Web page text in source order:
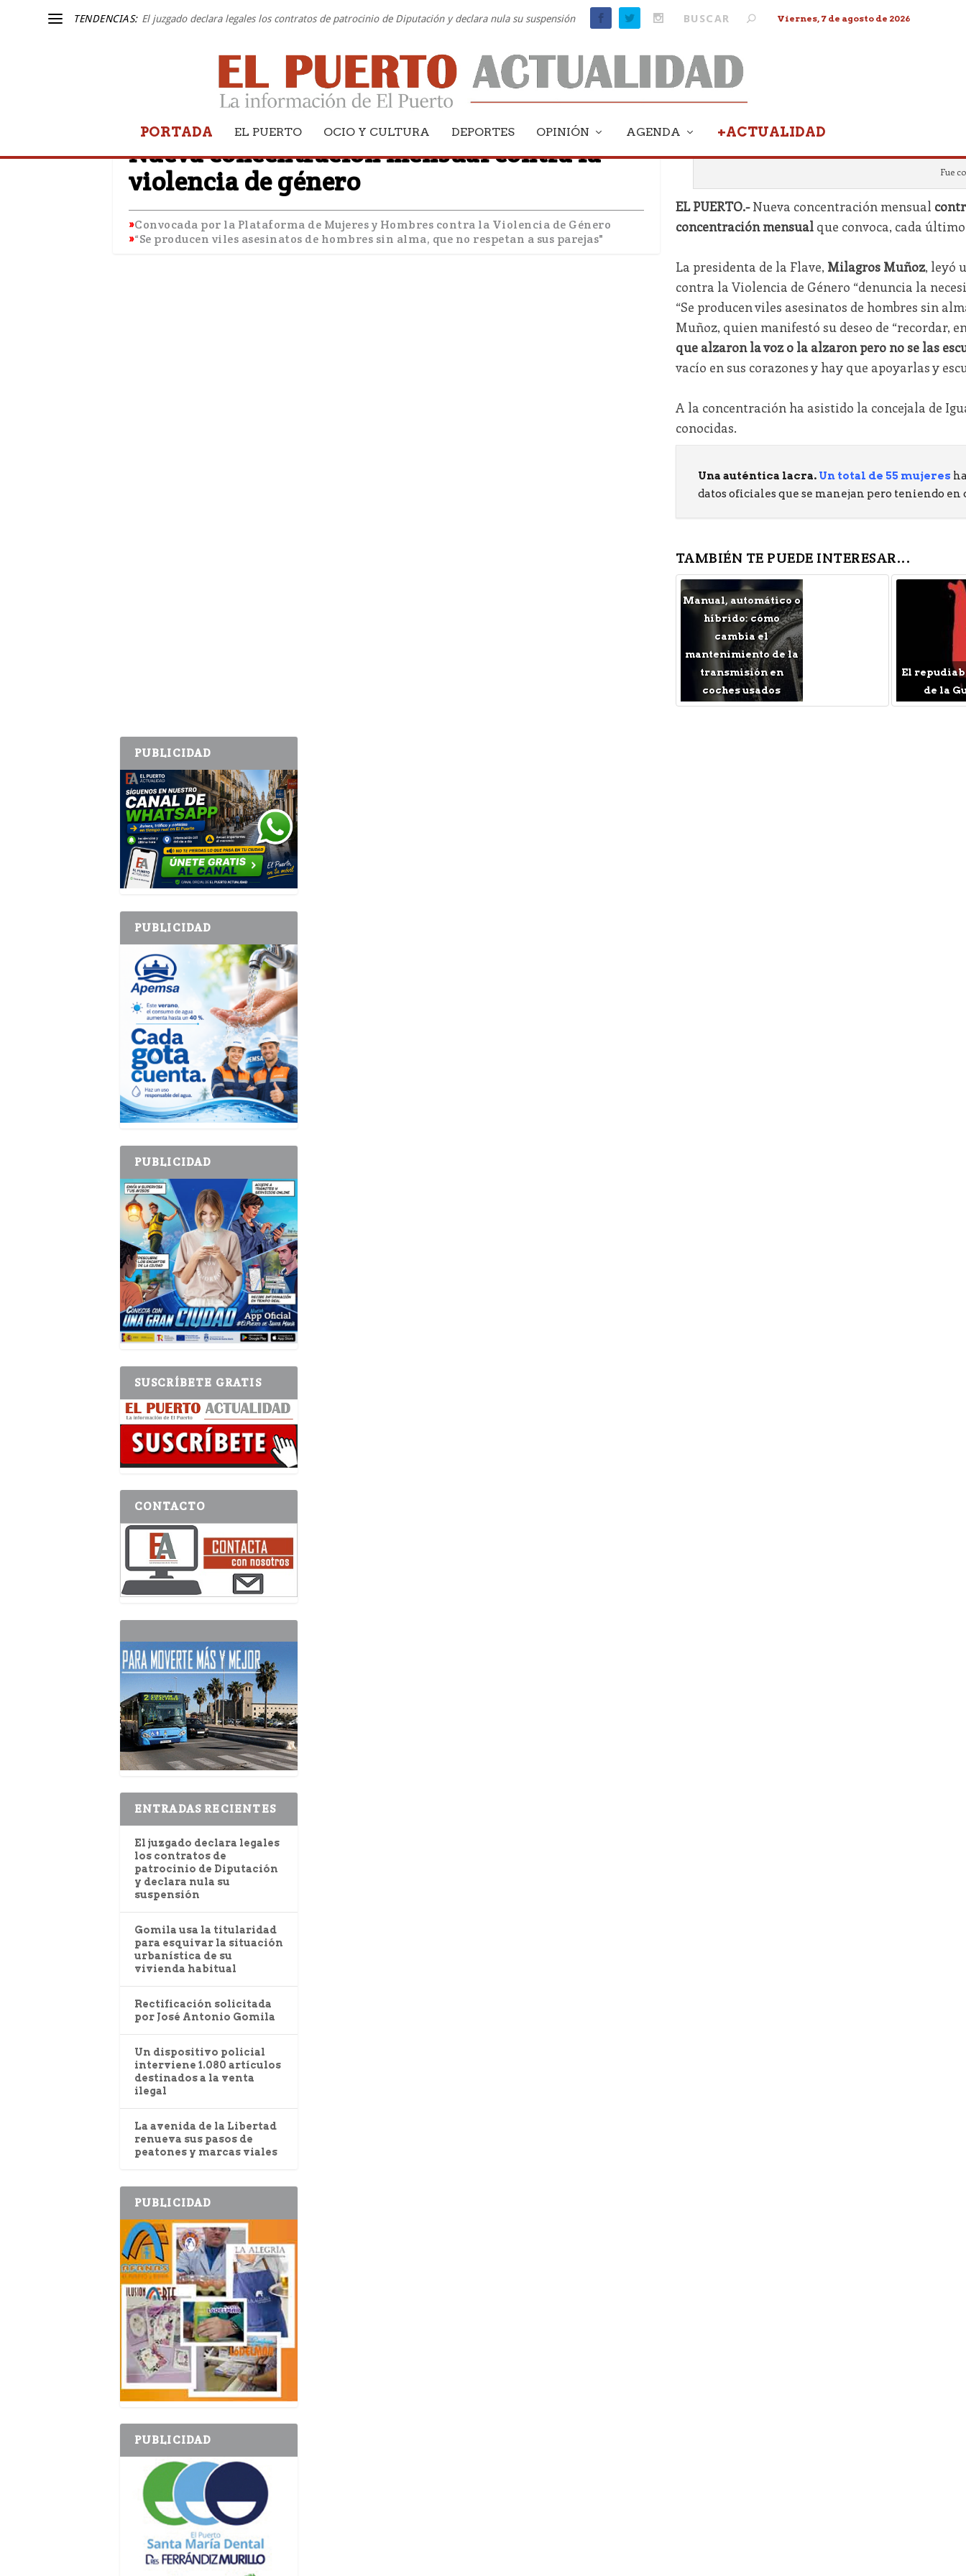
TENDENCIAS: El juzgado declara legales los contratos de patrocinio de Diputación y declara nula su suspensión Viernes, 7 de agosto de 2026
PORTADA EL PUERTO OCIO Y CULTURA DEPORTES OPINIÓN AGENDA +ACTUALIDAD
EL PUERTO
Nueva concentración mensual contra la
violencia de género
Convocada por la Plataforma de Mujeres y Hombres contra la Violencia de Género
“Se producen viles asesinatos de hombres sin alma, que no respetan a sus parejas"
Fue
EL PUERTO.-Nueva concentración mensual
concentración mensualque convoca, cada
La presidenta de la Flave, Milagros Muñoz, leyó
contra la Violencia de Género “denuncia la
“Se producen viles asesinatos de hombres sin
Muñoz, quien manifestó su deseo de “recordar,
que alzaron la voz o la alzaron pero no se las
vacío en sus corazones y hay que apoyarlas y
A la concentración ha asistido la concejala de
conocidas.
Una auténtica lacra. Un total de 55 mujeres
datos oficiales que se manejan pero teniendo en
TAMBIÉN TE PUEDE INTERESAR...
Manual, automático o
híbrido: cómo
cambia el
mantenimiento de la
transmisión en
coches usados
El
de la
PUBLICIDAD
PUBLICIDAD
PUBLICIDAD
SUSCRÍBETE GRATIS
CONTACTO
ENTRADAS RECIENTES
El juzgado declara legales
los contratos de
patrocinio de Diputación
y declara nula su
suspensión
Gomila usa la titularidad
para esquivar la situación
urbanística de su
vivienda habitual
Rectificación solicitada
por José Antonio Gomila
Un dispositivo policial
interviene 1.080 artículos
destinados a la venta
ilegal
La avenida de la Libertad
renueva sus pasos de
peatones y marcas viales
PUBLICIDAD
PUBLICIDAD